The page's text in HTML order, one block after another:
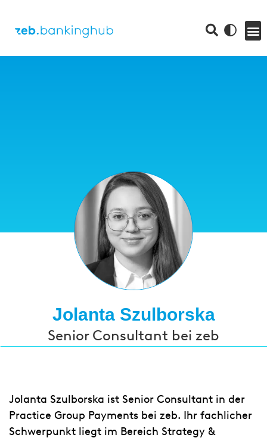
Jolanta Szulborska
Senior Consultant bei zeb
Jolanta Szulborska ist Senior Consultant in der
Practice Group Payments bei zeb. Ihr fachlicher
Schwerpunkt liegt im Bereich Strategy &